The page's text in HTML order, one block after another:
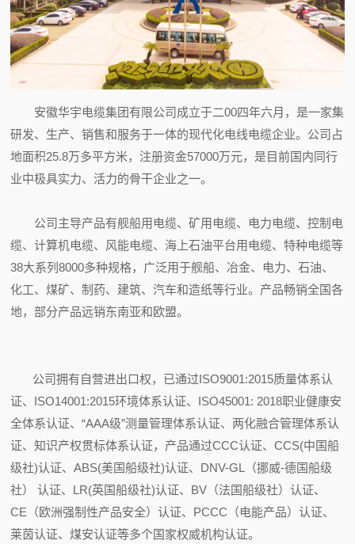
安徽华宇电缆集团有限公司成立于二00四年六月，是一家集
研发、生产、销售和服务于一体的现代化电线电缆企业。公司占
地面积25.8万多平方米，注册资金57000万元，是目前国内同行
业中极具实力、活力的骨干企业之一。
公司主导产品有舰船用电缆、矿用电缆、电力电缆、控制电
缆、计算机电缆、风能电缆、海上石油平台用电缆、特种电缆等
38大系列8000多种规格，广泛用于舰船、冶金、电力、石油、
化工、煤矿、制药、建筑、汽车和造纸等行业。产品畅销全国各
地，部分产品远销东南亚和欧盟。
公司拥有自营进出口权，已通过ISO9001:2015质量体系认
证、ISO14001:2015环境体系认证、ISO45001: 2018职业健康安
全体系认证、“AAA级”测量管理体系认证、两化融合管理体系认
证、知识产权贯标体系认证，产品通过CCC认证、CCS(中国船
级社)认证、ABS(美国船级社)认证、DNV-GL（挪威-德国船级
社） 认证、LR(英国船级社)认证、BV（法国船级社）认证、
CE（欧洲强制性产品安全）认证、PCCC（电能产品）认证、
莱茵认证、煤安认证等多个国家权威机构认证。